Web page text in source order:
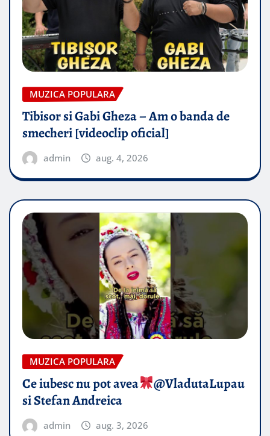
MUZICA POPULARA
Tibisor si Gabi Gheza – Am o banda de
smecheri [videoclip oficial]
admin aug. 4, 2026
MUZICA POPULARA
Ce iubesc nu pot avea
​@VladutaLupau
si Stefan Andreica
admin aug. 3, 2026